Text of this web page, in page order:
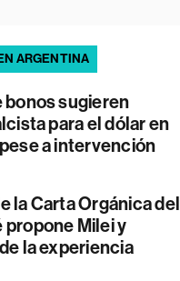
ARGENTINA
bonos sugieren
para el dólar en
a intervención
la Carta Orgánica del
propone Milei y
la experiencia